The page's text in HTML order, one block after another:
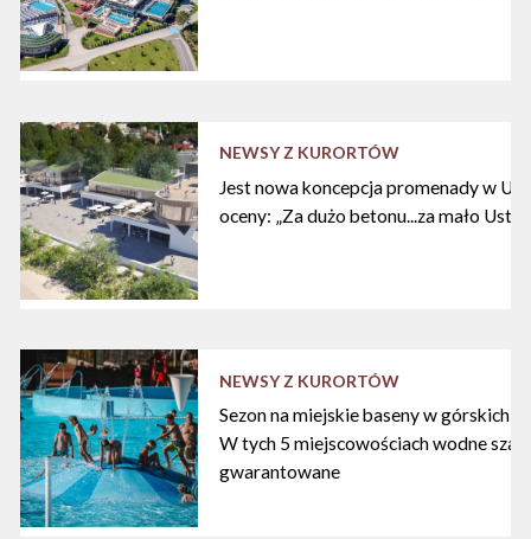
NEWSY Z KURORTÓW
Jest nowa koncepcja promenady w
oceny: „Za dużo betonu...za mało
NEWSY Z KURORTÓW
Sezon na miejskie baseny w górskich
W tych 5 miejscowościach wodne
gwarantowane